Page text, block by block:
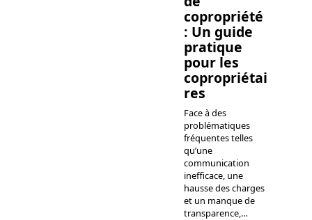
copropriété
: Un guide
pratique
pour les
copropriétai
res
Face à des
problématiques
fréquentes telles
qu’une
communication
inefficace, une
hausse des charges
et un manque de
transparence,…